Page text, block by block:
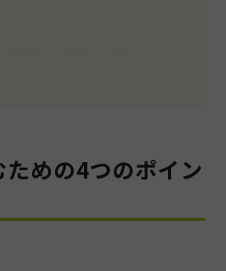
めの4つのポイン